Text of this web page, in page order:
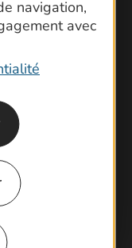
navigation,
avec